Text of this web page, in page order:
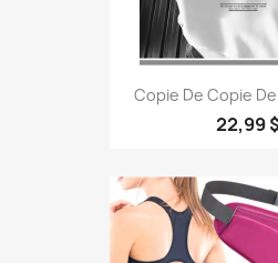
Copie De Copie
22,99 $